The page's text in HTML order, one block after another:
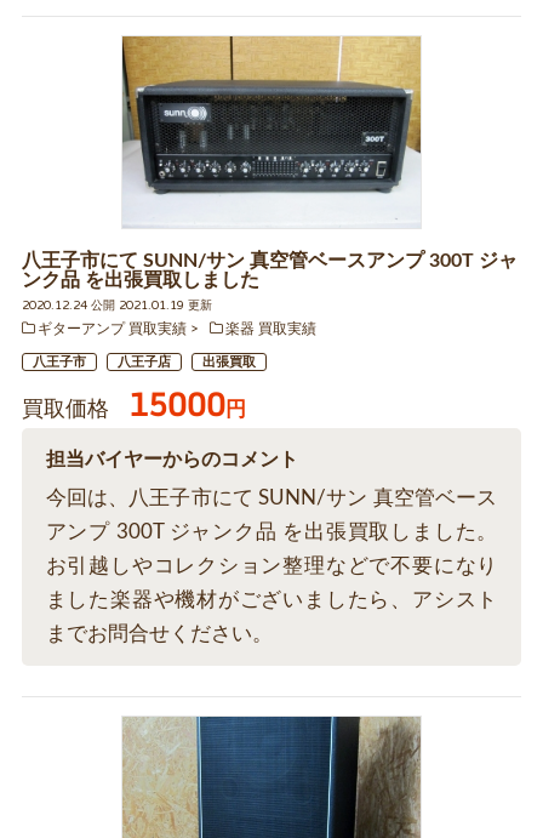
八王子市にて SUNN/サン 真空管ベースアンプ 300T ジャ
ンク品 を出張買取しました
2020.12.24 公開 2021.01.19 更新
ギターアンプ 買取実績
楽器 買取実績
八王子市 八王子店 出張買取
買取価格 15000円
担当バイヤーからのコメント
今回は、八王子市にて SUNN/サン 真空管ベース
アンプ 300T ジャンク品 を出張買取しました。
お引越しやコレクション整理などで不要になり
ました楽器や機材がございましたら、アシスト
までお問合せください。